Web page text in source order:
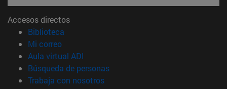
Accesos directos
Biblioteca
Mi correo(abre en nueva ventana)
Aula virtual ADI
Búsqueda de personas(abre en nueva ventana)
Trabaja con nosotros(abre en nueva ventana)